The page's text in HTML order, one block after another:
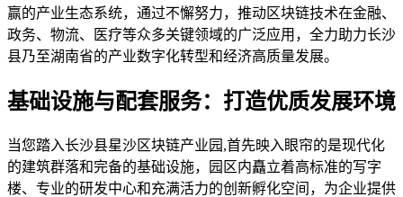
赢的产业生态系统，通过不懈努力，推动区块链技术在金融、
政务、物流、医疗等众多关键领域的广泛应用，全力助力长沙
县乃至湖南省的产业数字化转型和经济高质量发展。
基础设施与配套服务：打造优质发展环境
当您踏入长沙县星沙区块链产业园,首先映入眼帘的是现代化
的建筑群落和完备的基础设施，园区内矗立着高标准的写字
楼、专业的研发中心和充满活力的创新孵化空间，为企业提供